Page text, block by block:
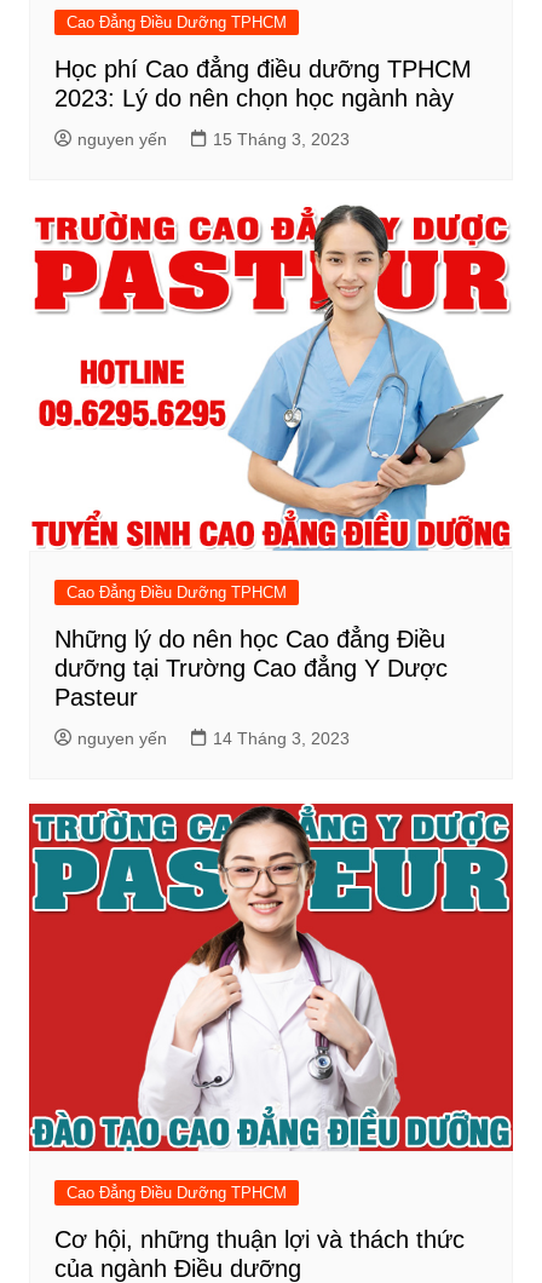
Cao Đẳng Điều Dưỡng TPHCM
Học phí Cao đẳng điều dưỡng TPHCM
2023: Lý do nên chọn học ngành này
nguyen yến 15 Tháng 3, 2023
Cao Đẳng Điều Dưỡng TPHCM
Những lý do nên học Cao đẳng Điều
dưỡng tại Trường Cao đẳng Y Dược
Pasteur
nguyen yến 14 Tháng 3, 2023
Cao Đẳng Điều Dưỡng TPHCM
Cơ hội, những thuận lợi và thách thức
của ngành Điều dưỡng